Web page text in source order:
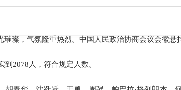
璨，气氛隆重热烈。中国人民政治协商会议会徽悬
2078人，符合规定人数。